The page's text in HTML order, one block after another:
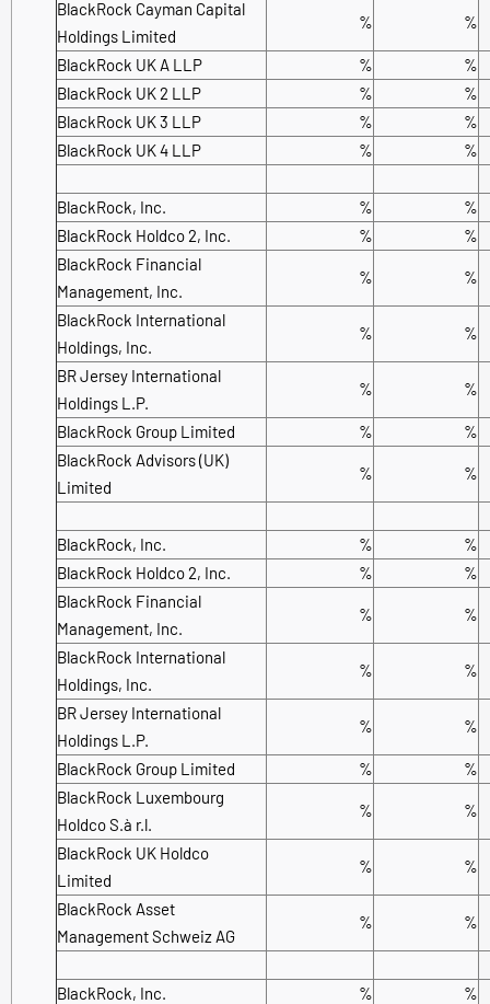
BlackRock Cayman Capital
Holdings Limited
% %
BlackRock UK A LLP %
%
BlackRock UK 2 LLP
%
%
BlackRock UK 3 LLP
%
%
BlackRock UK 4 LLP
% %
BlackRock, Inc. %
%
BlackRock Holdco 2, Inc.
%
%
BlackRock Financial
Management, Inc.
% %
BlackRock International
Holdings, Inc.
% %
BR Jersey International
Holdings L.P.
% %
BlackRock Group Limited %
%
BlackRock Advisors (UK)
Limited
% %
BlackRock, Inc. %
%
BlackRock Holdco 2, Inc.
%
%
BlackRock Financial
Management, Inc.
% %
BlackRock International
Holdings, Inc.
% %
BR Jersey International
Holdings L.P.
% %
BlackRock Group Limited %
%
BlackRock Luxembourg
Holdco S.à r.l.
% %
BlackRock UK Holdco
Limited
% %
BlackRock Asset
Management Schweiz AG
% %
BlackRock, Inc. %
%